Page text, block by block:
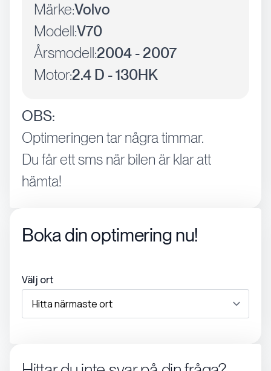
Märke:Volvo
Modell:V70
Årsmodell:2004 - 2007
Motor:2.4 D - 130HK
OBS:
Optimeringen tar några timmar.
Du får ett sms när bilen är klar att
hämta!
Boka din optimering nu!
Välj ort